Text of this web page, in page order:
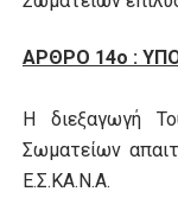
ΑΡΘΡΟ 14ο :
Η διεξαγωγή
Σωματείων
Ε.Σ.ΚΑ.Ν.Α.